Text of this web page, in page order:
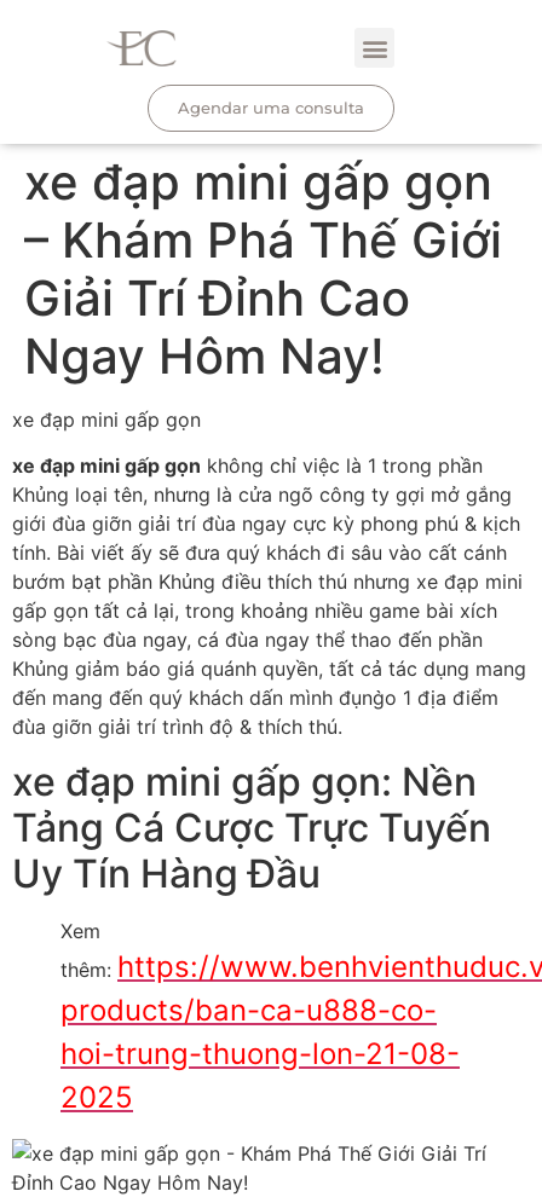
Agendar uma consulta
xe đạp mini gấp gọn
– Khám Phá Thế Giới
Giải Trí Đỉnh Cao
Ngay Hôm Nay!
xe đạp mini gấp gọn
xe đạp mini gấp gọn không chỉ việc là 1 trong phần
Khủng loại tên, nhưng là cửa ngõ công ty gợi mở gắng
giới đùa giỡn giải trí đùa ngay cực kỳ phong phú & kịch
tính. Bài viết ấy sẽ đưa quý khách đi sâu vào cất cánh
bướm bạt phần Khủng điều thích thú nhưng xe đạp mini
gấp gọn tất cả lại, trong khoảng nhiều game bài xích
sòng bạc đùa ngay, cá đùa ngay thể thao đến phần
Khủng giảm báo giá quánh quyền, tất cả tác dụng mang
đến mang đến quý khách dấn mình đụng̀o 1 địa điểm
đùa giỡn giải trí trình độ & thích thú.
xe đạp mini gấp gọn: Nền
Tảng Cá Cược Trực Tuyến
Uy Tín Hàng Đầu
Xem
thêm: https://
products/ban-ca-u888-co-
hoi-trung-thuong-lon-21-08-
2025